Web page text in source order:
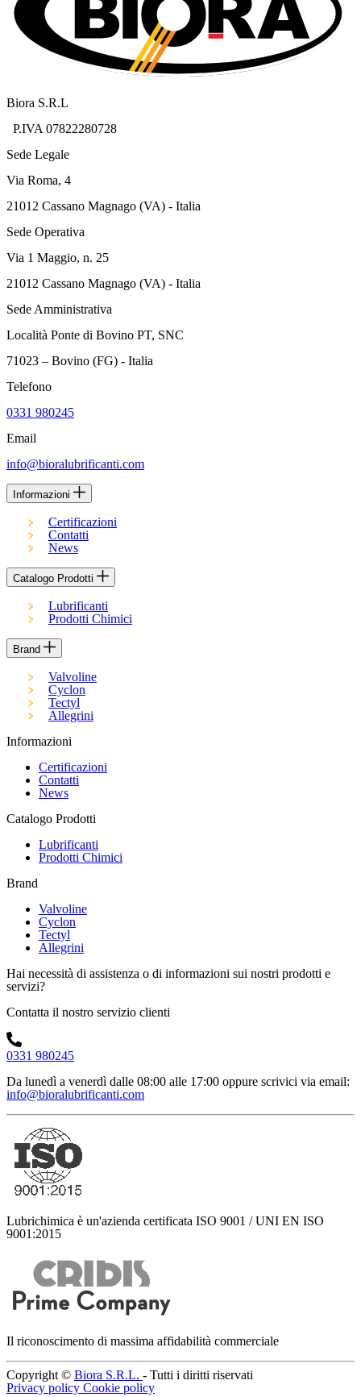
Biora S.R.L
P.IVA 07822280728
Sede Legale
Via Roma, 4
21012 Cassano Magnago (VA) - Italia
Sede Operativa
Via 1 Maggio, n. 25
21012 Cassano Magnago (VA) - Italia
Sede Amministrativa
Località Ponte di Bovino PT, SNC
71023 – Bovino (FG) - Italia
Telefono
0331 980245
Email
info@bioralubrificanti.com
Informazioni
Certificazioni
Contatti
News
Catalogo Prodotti
Lubrificanti
Prodotti Chimici
Brand
Valvoline
Cyclon
Tectyl
Allegrini
Informazioni
Certificazioni
Contatti
News
Catalogo Prodotti
Lubrificanti
Prodotti Chimici
Brand
Valvoline
Cyclon
Tectyl
Allegrini
Hai necessità di assistenza o di informazioni sui nostri prodotti e
servizi?
Contatta il nostro servizio clienti
0331 980245
Da lunedì a venerdì dalle 08:00 alle 17:00 oppure scrivici via email:
info@bioralubrificanti.com
Lubrichimica è un'azienda certificata ISO 9001 / UNI EN ISO
9001:2015
Il riconoscimento di massima affidabilità commerciale
Copyright © Biora S.R.L. - Tutti i diritti riservati
Privacy policy Cookie policy